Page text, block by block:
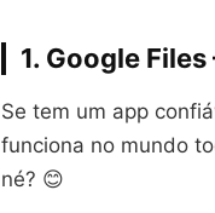
1. Google
Se tem um app
funciona no mundo
né? 😊